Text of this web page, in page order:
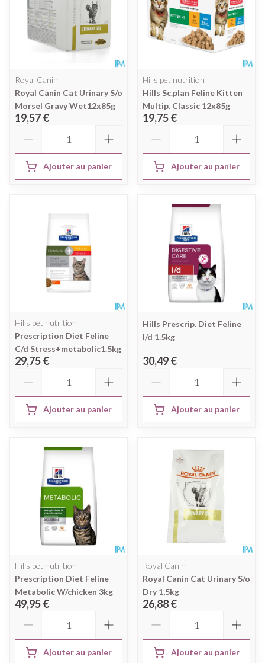
Royal Canin
Royal Canin Cat Urinary S/o
Morsel Gravy Wet12x85g
19,57 €
Ajouter au panier
Hills pet nutrition
Hills Sc.plan Feline Kitten
Multip. Classic 12x85g
19,75 €
Ajouter au panier
Hills pet nutrition
Prescription Diet Feline
C/d Stress+metabolic1.5kg
29,75 €
Ajouter au panier
Hills Prescrip. Diet Feline
I/d 1.5kg
30,49 €
Ajouter au panier
Hills pet nutrition
Prescription Diet Feline
Metabolic W/chicken 3kg
49,95 €
Ajouter au panier
Royal Canin
Royal Canin Cat Urinary S/o
Dry 1,5kg
26,88 €
Ajouter au panier